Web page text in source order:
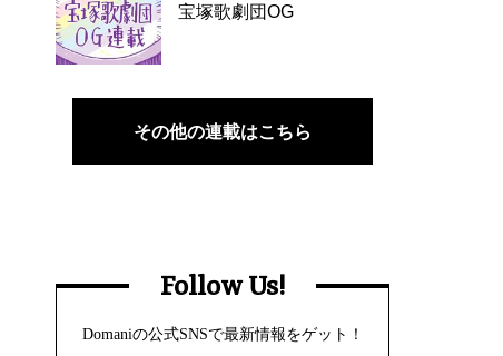
宝塚歌劇団OG
その他の連載はこちら
Follow Us!
Domaniの公式SNSで最新情報をゲット！